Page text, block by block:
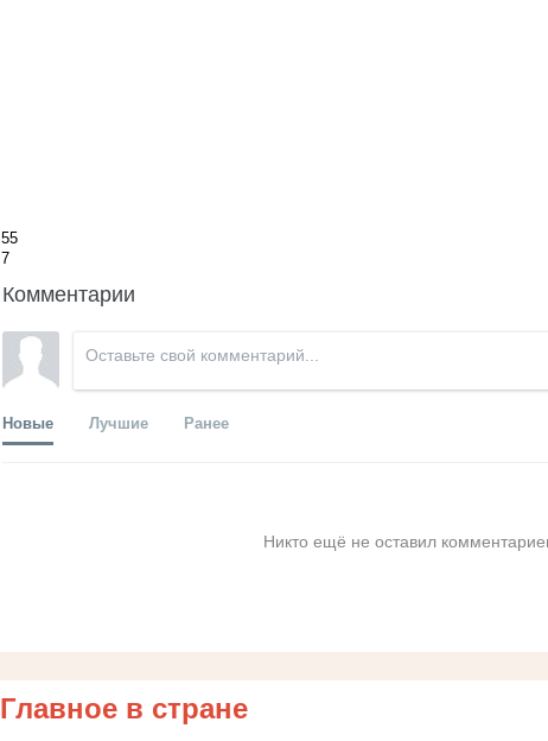
55
7
Комментарии
Новые Лучшие Ранее
Никто ещё не оставил
Главное в стране